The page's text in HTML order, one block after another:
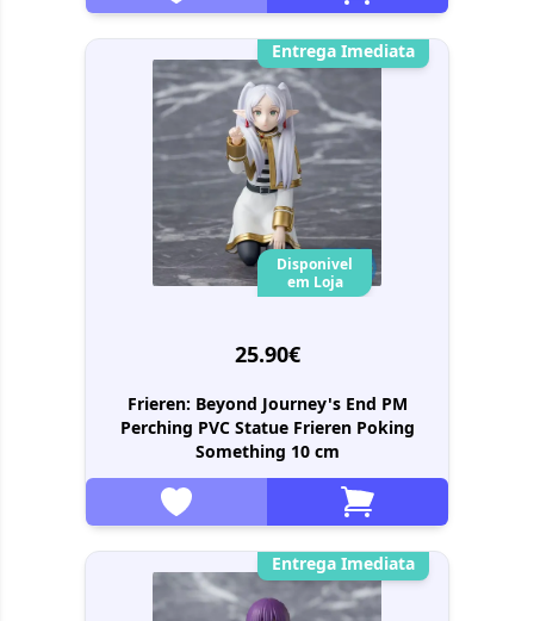
Entrega Imediata
Disponivel
em Loja
25.90€
Frieren: Beyond Journey's End PM
Perching PVC Statue Frieren Poking
Something 10 cm
Entrega Imediata